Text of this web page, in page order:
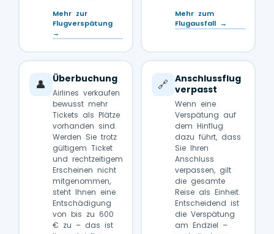
Mehr zur
Flugverspätung
→
Mehr zum
Flugausfall →
👤 Überbuchung
Airlines verkaufen
bewusst mehr
Tickets als Plätze
vorhanden sind.
Werden Sie trotz
gültigem Ticket
und rechtzeitigem
Erscheinen nicht
mitgenommen,
steht Ihnen eine
Entschädigung
von bis zu 600
€ zu – das ist
🔗 Anschlussflug
verpasst
Wenn eine
Verspätung auf
dem Hinflug
dazu führt, dass
Sie Ihren
Anschluss
verpassen, gilt
die gesamte
Reise als Einheit.
Entscheidend ist
die Verspätung
am Endziel –